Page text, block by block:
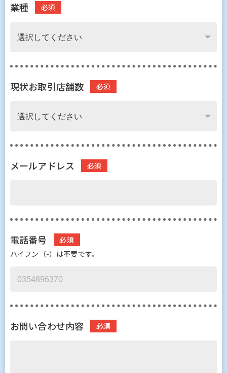
業種
現状お取引店舗数
メールアドレス
電話番号
ハイフン（-）は不要です。
お問い合わせ内容